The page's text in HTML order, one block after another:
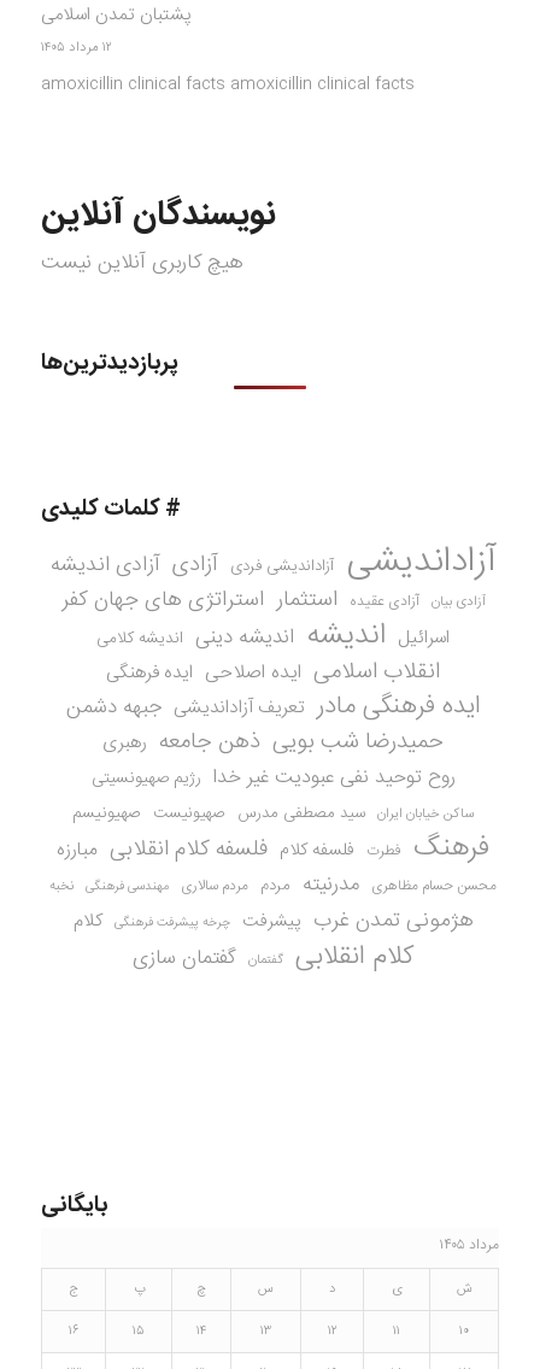
پشتبان تمدن اسلامی
۱۲ مرداد ۱۴۰۵
amoxicillin clinical facts amoxicillin clinical facts
نویسندگان آنلاین
هیچ کاربری آنلاین نیست
پربازدیدترین‌ها
# کلمات کلیدی
آزاداندیشی آزاداندیشی فردی آزادی آزادی اندیشه
آزادی بیان آزادی عقیده استثمار استراتژی های جهان کفر
اسرائیل اندیشه اندیشه دینی اندیشه کلامی
انقلاب اسلامی ایده اصلاحی ایده فرهنگی
ایده فرهنگی مادر تعریف آزاداندیشی جبهه دشمن
حمیدرضا شب بویی ذهن جامعه رهبری
روح توحید نفی عبودیت غیر خدا رژیم صهیونسیتی
ساکن خیابان ایران سید مصطفی مدرس صهیونیست صهیونیسم
فرهنگ فطرت فلسفه کلام فلسفه کلام انقلابی مبارزه
محسن حسام مظاهری مدرنیته مردم مردم سالاری مهندسی فرهنگی نخبه
هژمونی تمدن غرب پیشرفت چرخه پیشرفت فرهنگی کلام
کلام انقلابی گفتمان گفتمان سازی
بایگانی
مرداد ۱۴۰۵
ش ی د س چ پ
ج
۱۰
۱۱ ۱۲ ۱۳ ۱۴ ۱۵
۱۶